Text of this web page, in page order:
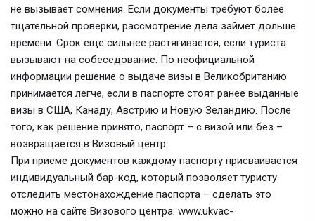
не вызывает сомнения. Если документы требуют более
тщательной проверки, рассмотрение дела займет дольше
времени. Срок еще сильнее растягивается, если туриста
вызывают на собеседование. По неофициальной
информации решение о выдаче визы в Великобританию
принимается легче, если в паспорте стоят ранее выданные
визы в США, Канаду, Австрию и Новую Зеландию. После
того, как решение принято, паспорт – с визой или без –
возвращается в Визовый центр.
При приеме документов каждому паспорту присваивается
индивидуальный бар-код, который позволяет туристу
отследить местонахождение паспорта – сделать это
можно на сайте Визового центра: www.ukvac-